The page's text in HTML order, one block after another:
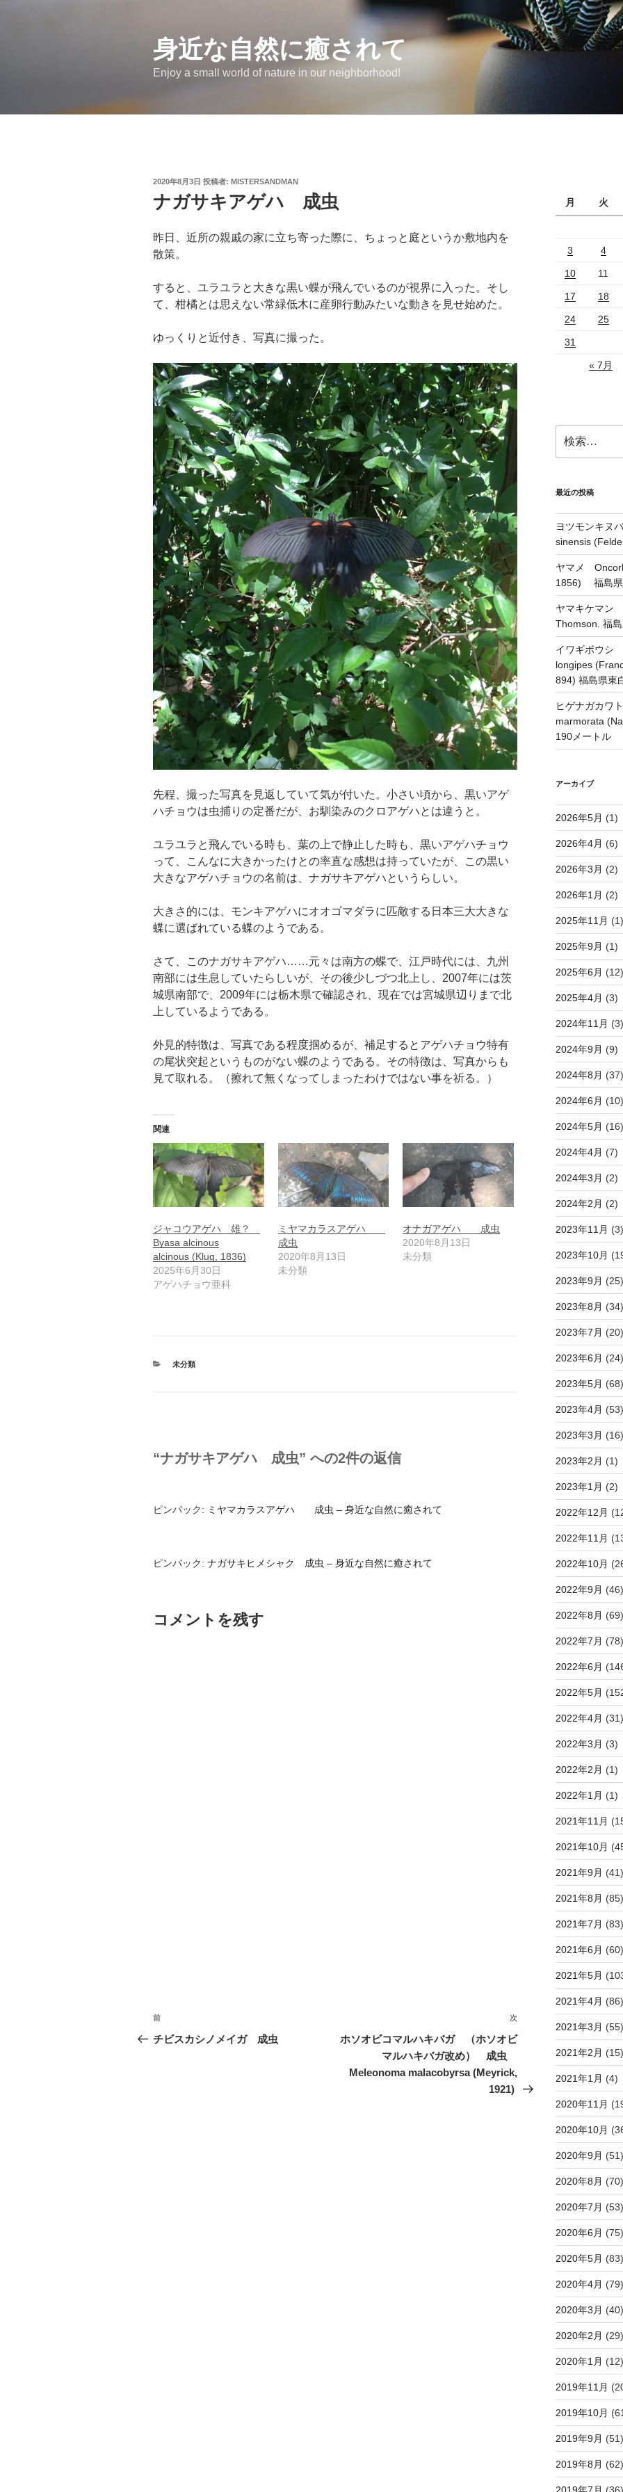
身近な自然に癒されて
Enjoy a small world of nature in our neighborhood!
投
日:
2020年8月3日 投稿者: MISTERSANDMAN
ナガサキアゲハ 成虫
昨日、近所の親戚の家に立ち寄った際に、ちょっと庭というか敷地内を
散策。
すると、ユラユラと大きな黒い蝶が飛んでいるのが視界に入った。そし
て、柑橘とは思えない常緑低木に産卵行動みたいな動きを見せ始めた。
ゆっくりと近付き、写真に撮った。
先程、撮った写真を見返していて気が付いた。小さい頃から、黒いアゲ
ハチョウは虫捕りの定番だが、お馴染みのクロアゲハとは違うと。
ユラユラと飛んでいる時も、葉の上で静止した時も、黒いアゲハチョウ
って、こんなに大きかったけとの率直な感想は持っていたが、この黒い
大きなアゲハチョウの名前は、ナガサキアゲハというらしい。
大きさ的には、モンキアゲハにオオゴマダラに匹敵する日本三大大きな
蝶に選ばれている蝶のようである。
さて、このナガサキアゲハ……元々は南方の蝶で、江戸時代には、九州
南部には生息していたらしいが、その後少しづつ北上し、2007年には茨
城県南部で、2009年には栃木県で確認され、現在では宮城県辺りまで北
上しているようである。
外見的特徴は、写真である程度掴めるが、補足するとアゲハチョウ特有
の尾状突起というものがない蝶のようである。その特徴は、写真からも
見て取れる。（擦れて無くなってしまったわけではない事を祈る。）
関連
ジャコウアゲハ 雄？
Byasa alcinous
alcinous (Klug, 1836)
2025年6月30日
アゲハチョウ亜科
ミヤマカラスアゲハ
成虫
2020年8月13日
未分類
オナガアゲハ 成虫
2020年8月13日
未分類
カ
未分類
“ナガサキアゲハ 成虫” への2件の返信
ピンバック: ミヤマカラスアゲハ 成虫 – 身近な自然に癒されて
ピンバック: ナガサキヒメシャク 成虫 – 身近な自然に癒されて
コメントを残す
投
稿
前
の
前
チビスカシノメイガ 成虫
次
の
次
ホソオビコマルハキバガ （ホソオビ
マルハキバガ改め） 成虫
Meleonoma malacobyrsa (Meyrick,
1921)
月
火
3 4
10 11
17 18
24 25
31
« 7月
索:
最近の投稿
ヨツモンキ
sinensis
ヤマメ
1856) 福島
ヤマキケマン
Thomson. 福
イワギボウシ
longipes
894) 福島県東
ヒゲナガカワ
marmorata
190メートル
アーカイブ
2026年5月 (1)
2026年4月 (6)
2026年3月 (2)
2026年1月 (2)
2025年11月 (1)
2025年9月 (1)
2025年6月 (12)
2025年4月 (3)
2024年11月 (3)
2024年9月 (9)
2024年8月 (37)
2024年6月 (10)
2024年5月 (16)
2024年4月 (7)
2024年3月 (2)
2024年2月 (2)
2023年11月 (3)
2023年10月
2023年9月 (25)
2023年8月 (34)
2023年7月 (20)
2023年6月 (24)
2023年5月 (68)
2023年4月 (53)
2023年3月 (16)
2023年2月 (1)
2023年1月 (2)
2022年12月
2022年11月
2022年10月
2022年9月 (46)
2022年8月 (69)
2022年7月 (78)
2022年6月
2022年5月
2022年4月 (31)
2022年3月 (3)
2022年2月 (1)
2022年1月 (1)
2021年11月
2021年10月
2021年9月 (41)
2021年8月 (85)
2021年7月 (83)
2021年6月 (60)
2021年5月
2021年4月 (86)
2021年3月 (55)
2021年2月 (15)
2021年1月 (4)
2020年11月
2020年10月
2020年9月 (51)
2020年8月 (70)
2020年7月 (53)
2020年6月 (75)
2020年5月 (83)
2020年4月 (79)
2020年3月 (40)
2020年2月 (29)
2020年1月 (12)
2019年11月
2019年10月
2019年9月 (51)
2019年8月 (62)